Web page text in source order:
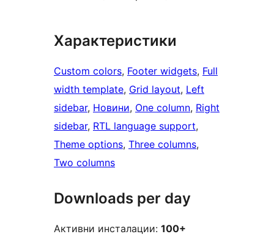
Характеристики
Custom colors, Footer widgets, Full
width template, Grid layout, Left
sidebar, Новини, One column, Right
sidebar, RTL language support
Theme options, Three columns
Two columns
Downloads per day
Активни инсталации: 100+